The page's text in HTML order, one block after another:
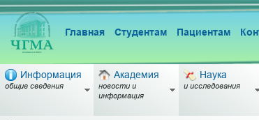
Главная Студентам Пациентам
Информация
общие сведения
Академия
новости и
информация
Наука
и исследования